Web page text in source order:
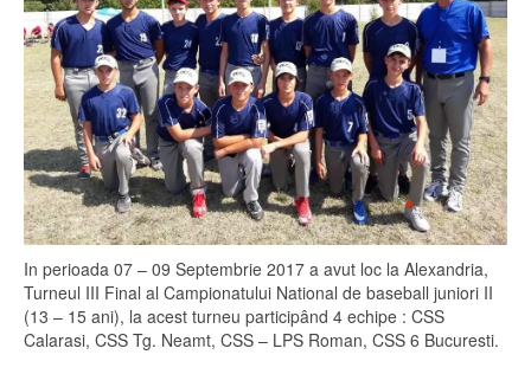
In perioada 07 – 09 Septembrie 2017 a avut loc la Alexandria,
Turneul III Final al Campionatului National de baseball juniori II
(13 – 15 ani), la acest turneu participând 4 echipe : CSS
Calarasi, CSS Tg. Neamt, CSS – LPS Roman, CSS 6 Bucuresti.